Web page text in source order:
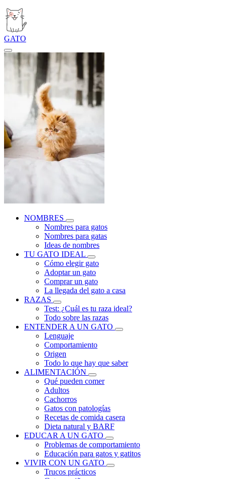
GATO
NOMBRES
Nombres para gatos
Nombres para gatas
Ideas de nombres
TU GATO IDEAL
Cómo elegir gato
Adoptar un gato
Comprar un gato
La llegada del gato a casa
RAZAS
Test: ¿Cuál es tu raza ideal?
Todo sobre las razas
ENTENDER A UN GATO
Lenguaje
Comportamiento
Origen
Todo lo que hay que saber
ALIMENTACIÓN
Qué pueden comer
Adultos
Cachorros
Gatos con patologías
Recetas de comida casera
Dieta natural y BARF
EDUCAR A UN GATO
Problemas de comportamiento
Educación para gatos y gatitos
VIVIR CON UN GATO
Trucos prácticos